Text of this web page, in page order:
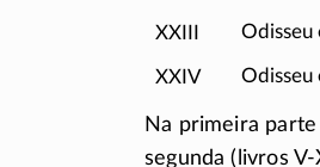
XXIII Odisseu
XXIV Odisseu
Na primeira parte
segunda (livros V-